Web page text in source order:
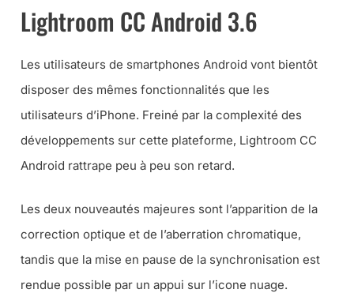
Lightroom CC Android 3.6
Les utilisateurs de smartphones Android vont bientôt
disposer des mêmes fonctionnalités que les
utilisateurs d’iPhone. Freiné par la complexité des
développements sur cette plateforme, Lightroom CC
Android rattrape peu à peu son retard.
Les deux nouveautés majeures sont l’apparition de la
correction optique et de l’aberration chromatique,
tandis que la mise en pause de la synchronisation est
rendue possible par un appui sur l’icone nuage.